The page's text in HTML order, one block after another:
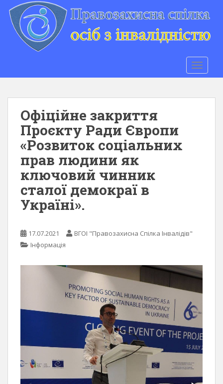
Офіційне закриття
Проєкту Ради Європи
«Розвиток соціальних
прав людини як
ключовий чинник
сталої демокраї в
Україні».
17.07.2021
ВГОІ "Правозахисна Спілка Інвалідів"
Інформація